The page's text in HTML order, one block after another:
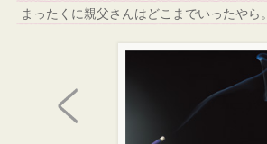
まったくに親父さんはどこまでいったやら。